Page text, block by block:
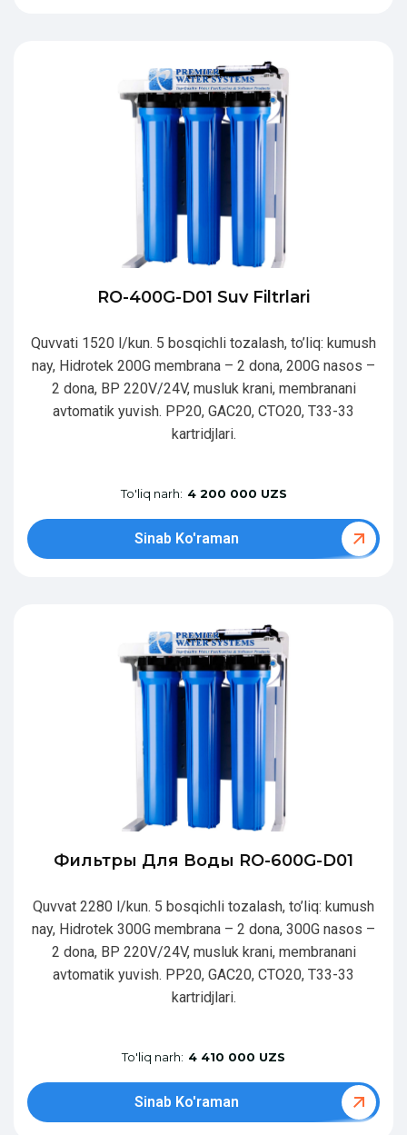
RO-400G-D01 Suv Filtrlari
Quvvati 1520 l/kun. 5 bosqichli tozalash, to’liq: kumush
nay, Hidrotek 200G membrana – 2 dona, 200G nasos –
2 dona, BP 220V/24V, musluk krani, membranani
avtomatik yuvish. PP20, GAC20, CTO20, T33-33
kartridjlari.
To'liq narh: 4 200 000 UZS
Sinab Ko'raman
Фильтры Для Воды RO-600G-D01
Quvvat 2280 l/kun. 5 bosqichli tozalash, to’liq: kumush
nay, Hidrotek 300G membrana – 2 dona, 300G nasos –
2 dona, BP 220V/24V, musluk krani, membranani
avtomatik yuvish. PP20, GAC20, CTO20, T33-33
kartridjlari.
To'liq narh: 4 410 000 UZS
Sinab Ko'raman